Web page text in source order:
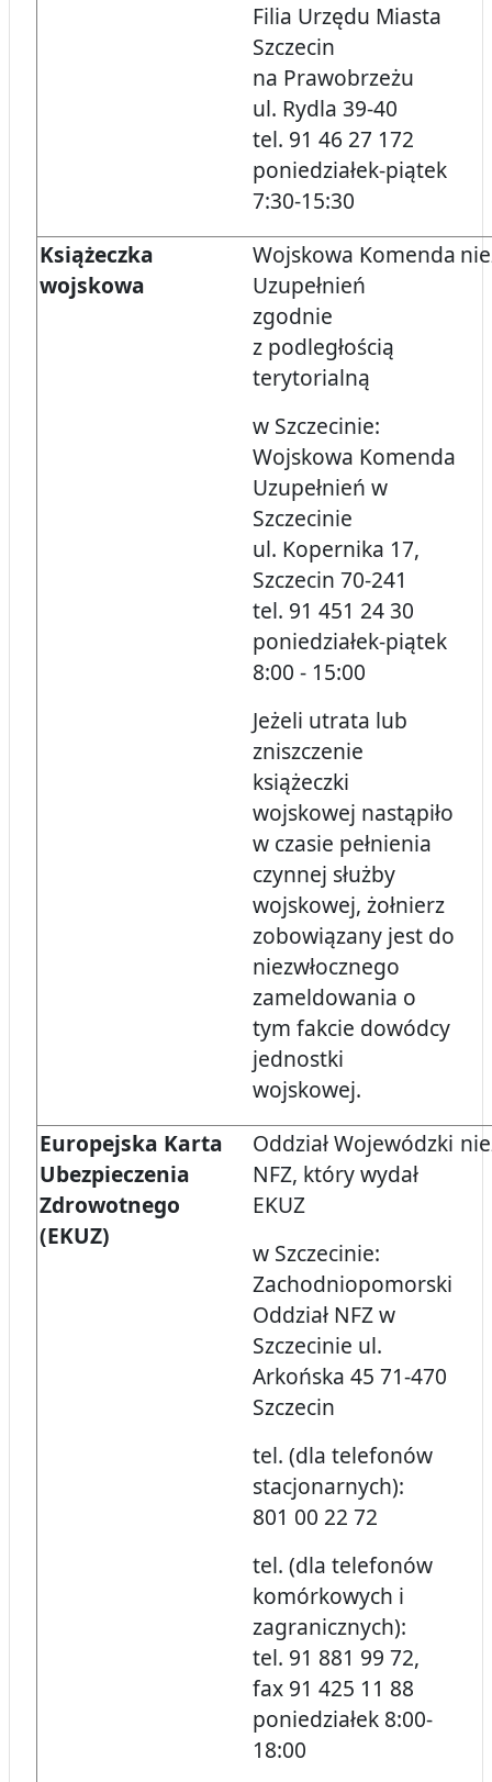
Filia Urzędu Miasta
Szczecin
na Prawobrzeżu
ul. Rydla 39-40
tel. 91 46 27 172
poniedziałek-piątek
7:30-15:30
Książeczka
wojskowa
Wojskowa Komenda
Uzupełnień
zgodnie
z podległością
terytorialną
w Szczecinie:
Wojskowa Komenda
Uzupełnień w
Szczecinie
ul. Kopernika 17,
Szczecin 70-241
tel. 91 451 24 30
poniedziałek-piątek
8:00 - 15:00
Jeżeli utrata lub
zniszczenie
książeczki
wojskowej nastąpiło
w czasie pełnienia
czynnej służby
wojskowej, żołnierz
zobowiązany jest do
niezwłocznego
zameldowania o
tym fakcie dowódcy
jednostki
wojskowej.
Europejska Karta
Ubezpieczenia
Zdrowotnego
(EKUZ)
Oddział Wojewódzki
NFZ, który wydał
EKUZ
w Szczecinie:
Zachodniopomorski
Oddział NFZ w
Szczecinie ul.
Arkońska 45 71-470
Szczecin
tel. (dla telefonów
stacjonarnych):
801 00 22 72
tel. (dla telefonów
komórkowych i
zagranicznych):
tel. 91 881 99 72,
fax 91 425 11 88
poniedziałek 8:00-
18:00